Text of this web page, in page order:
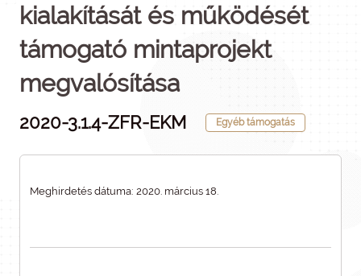
kialakítását és működését
támogató mintaprojekt
megvalósítása
2020-3.1.4-ZFR-EKM Egyéb támogatás
Meghirdetés dátuma: 2020. március 18.